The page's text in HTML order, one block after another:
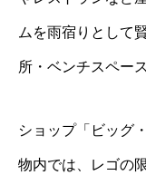
ムを雨宿りとして
所・ベンチスペー
ショップ「ビッグ
物内では、レゴの